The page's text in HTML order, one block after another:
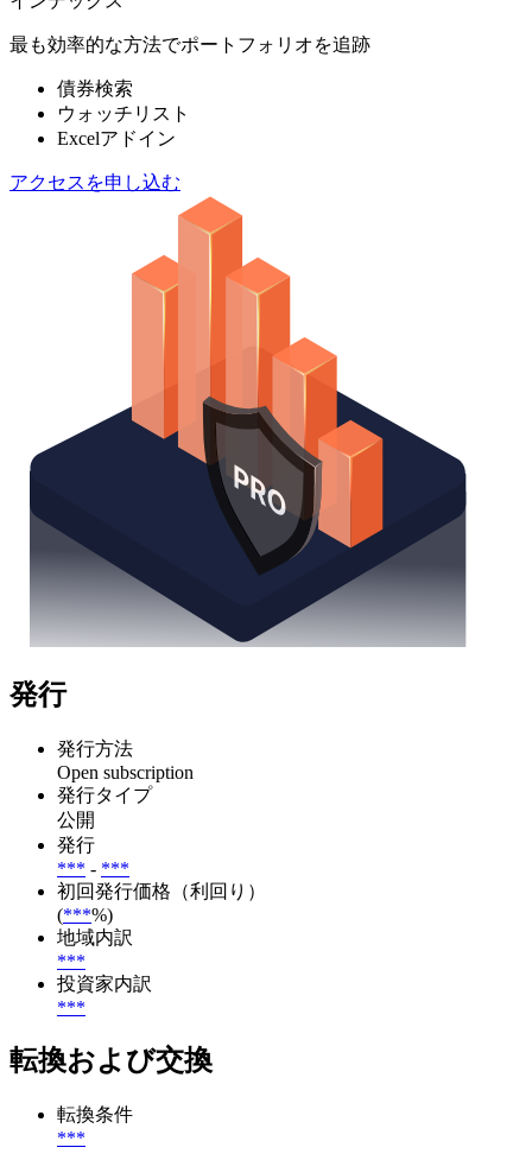
最も効率的な方法でポートフォリオを追跡
債券検索
ウォッチリスト
Excelアドイン
アクセスを申し込む
発行
発行方法
Open subscription
発行タイプ
公開
発行
*** - ***
初回発行価格（利回り）
(***%)
地域内訳
***
投資家内訳
***
転換および交換
転換条件
***